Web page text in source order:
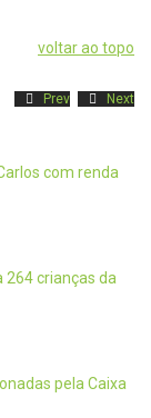
voltar ao topo
Prev Next